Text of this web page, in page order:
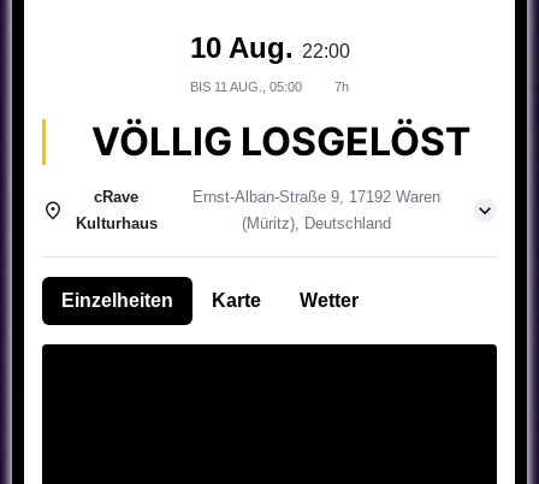
10 Aug. 22:00
BIS 11 AUG., 05:00 7h
VÖLLIG LOSGELÖST
cRave
Kulturhaus
Ernst-Alban-Straße 9, 17192 Waren
(Müritz), Deutschland
Einzelheiten Karte Wetter